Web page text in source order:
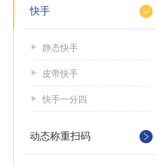
快手
静态快手
皮带快手
快手一分四
动态称重扫码